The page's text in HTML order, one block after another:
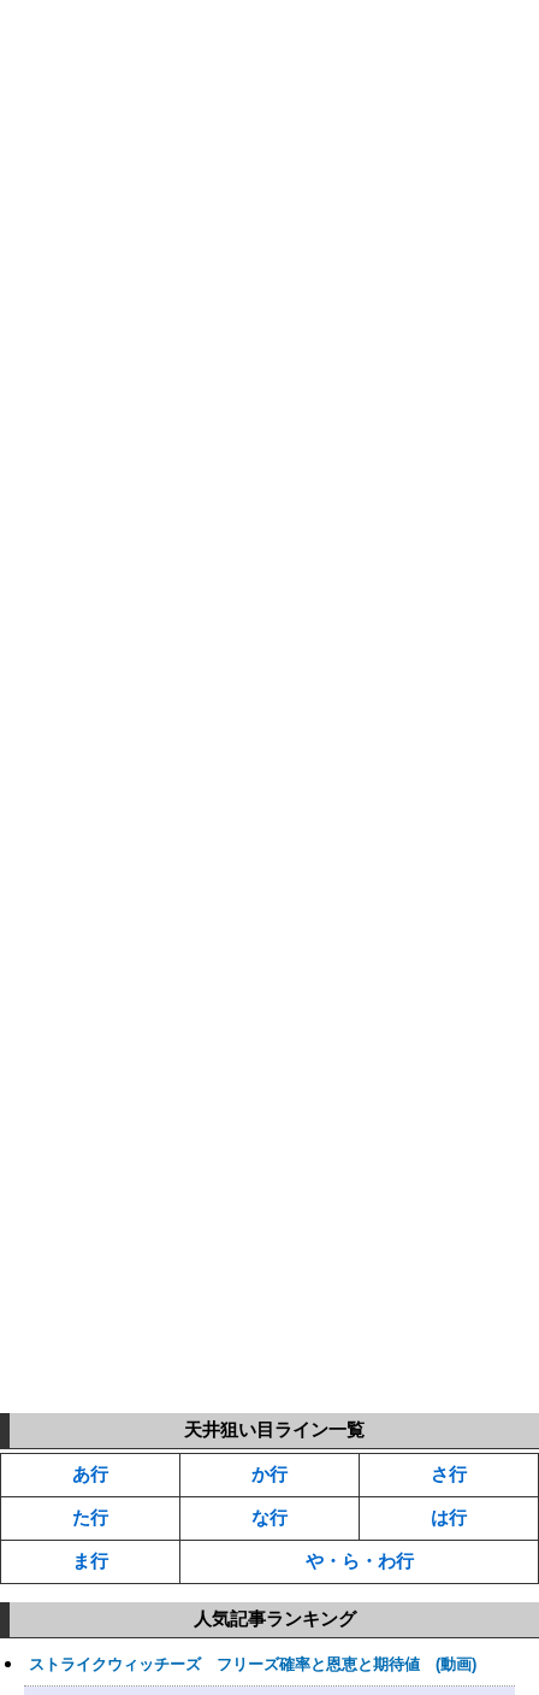
天井狙い目ライン一覧
あ行 か行 さ行
た行 な行 は行
ま行 や・ら・わ行
人気記事ランキング
ストライクウィッチーズ フリーズ確率と恩恵と期待値 (動画)